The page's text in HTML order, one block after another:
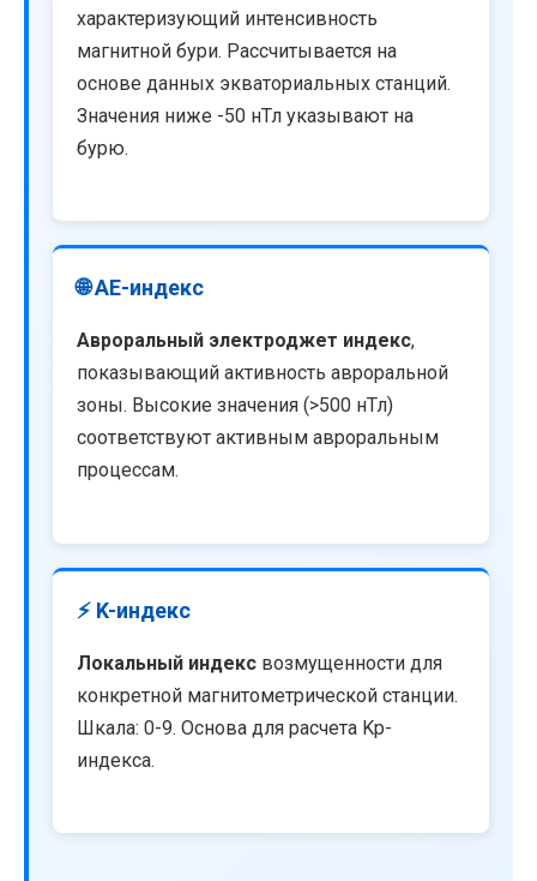
характеризующий интенсивность
магнитной бури. Рассчитывается на
основе данных экваториальных станций.
Значения ниже -50 нТл указывают на
бурю.
🌐 AE-индекс
Авроральный электроджет индекс,
показывающий активность авроральной
зоны. Высокие значения (>500 нТл)
соответствуют активным авроральным
процессам.
⚡ K-индекс
Локальный индекс возмущенности для
конкретной магнитометрической станции.
Шкала: 0-9. Основа для расчета Kp-
индекса.